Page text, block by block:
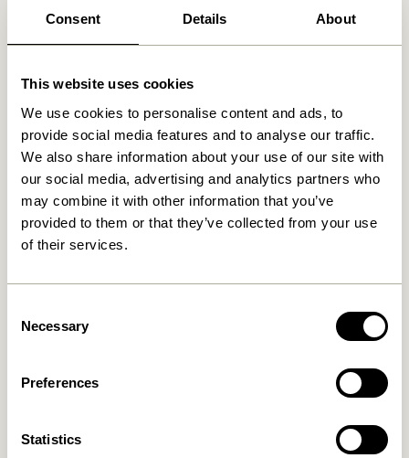
Consent Details About
This website uses cookies
We use cookies to personalise content and ads, to
provide social media features and to analyse our traffic.
We also share information about your use of our site with
our social media, advertising and analytics partners who
may combine it with other information that you’ve
provided to them or that they’ve collected from your use
of their services.
Selection
Necessary
Preferences
Statistics
30 dages returret
Fri fragt over499 DKK*
Relaterede varer
Messingfarve